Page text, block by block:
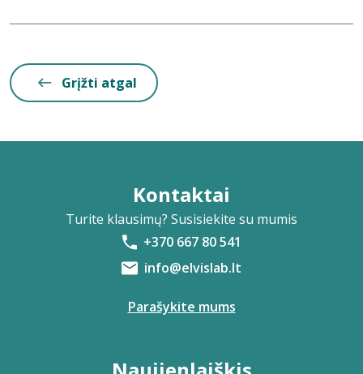
Grįžti atgal
Kontaktai
Turite klausimų? Susisiekite su mumis
+370 667 80 541
info@elvislab.lt
Parašykite mums